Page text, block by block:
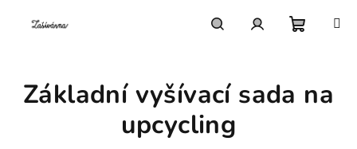
košík
Základní vyšívací sada na
upcycling